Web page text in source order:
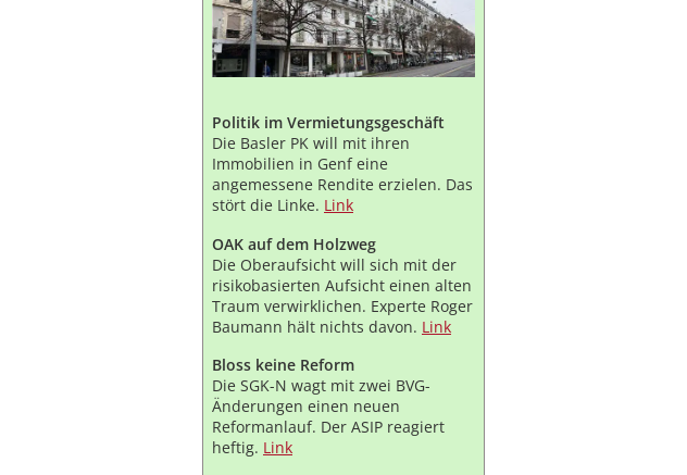
Politik im Vermietungsgeschäft
Die Basler PK will mit ihren
Immobilien in Genf eine
angemessene Rendite erzielen. Das
stört die Linke. Link
OAK auf dem Holzweg
Die Oberaufsicht will sich mit der
risikobasierten Aufsicht einen alten
Traum verwirklichen. Experte Roger
Baumann hält nichts davon. Link
Bloss keine Reform
Die SGK-N wagt mit zwei BVG-
Änderungen einen neuen
Reformanlauf. Der ASIP reagiert
heftig. Link